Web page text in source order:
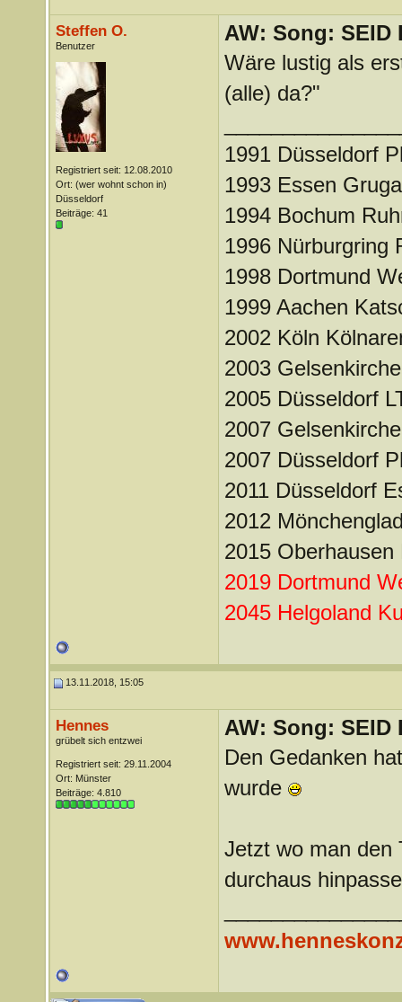
Steffen O.
Benutzer
Registriert seit: 12.08.2010
Ort: (wer wohnt schon in)
Düsseldorf
Beiträge: 41
AW: Song: SEID
Wäre lustig als
(alle) da?"
1991 Düsseldorf
1993 Essen
1994 Bochum
1996 Nürburgring
1998 Dortmund
1999 Aachen
2002 Köln
2003
2005 Düsseldorf
2007
2007 Düsseldorf
2011 Düsseldorf
2012
2015
2019 Dortmund
2045 Helgoland
13.11.2018, 15:05
Hennes
grübelt sich entzwei
Registriert seit: 29.11.2004
Ort: Münster
Beiträge: 4.810
AW: Song: SEID
Den Gedanken
wurde
Jetzt wo man den
durchaus